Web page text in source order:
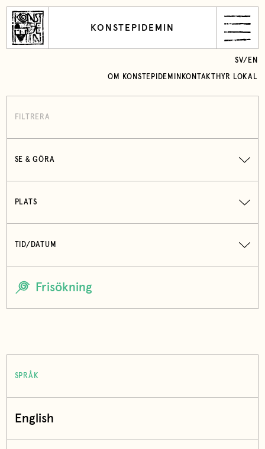
KONSTEPIDEMIN
OM KONSTEPIDEMIN KONTAKT HYR LOKAL
SV/ EN
FILTRERA
SE & GÖRA
PLATS
TID/DATUM
SPRÅK
English